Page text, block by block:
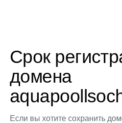
Срок
домена
Если вы хотите сохранить